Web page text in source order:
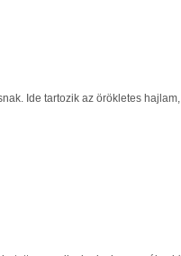
Ide tartozik az örökletes